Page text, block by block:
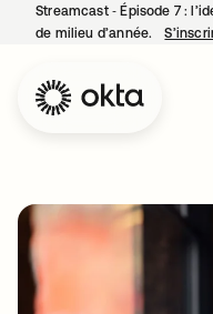
Streamcast ‑ Épisode 7 :
de milieu d’année.